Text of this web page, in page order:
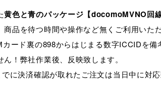
黄色と青のパッケージ【docomoMVNO回
品を待つ時間や操作など無くご利用いただ
ード裏の898からはじまる数字ICCIDを備
！弊社作業後、反映致します。
に決済確認が取れたご注文は当日中に対応